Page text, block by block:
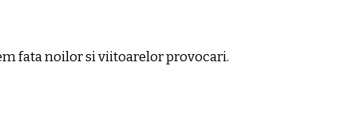
fata noilor si viitoarelor provocari.